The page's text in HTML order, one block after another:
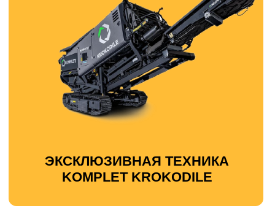
Компания КЛЕВЕР предлагает большой выбор
спецтехники для выполнения строительных,
демонтажных и земляных работ.
В нашем штате работают постоянные сотрудники
с многолетним стажем и мы готовы выполнить
самую сложную задачу в кратчайшие сроки!
Основное наше направление — это демонтаж
зданий и подготовка участка к строительству.
Подготовка участка к строительству необходима
Чем мы можем вам помочь:
здания/строения, мы выполним демонтаж